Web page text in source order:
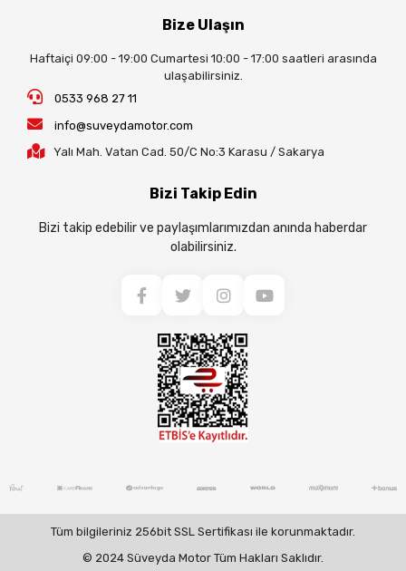
Bize Ulaşın
Haftaiçi 09:00 - 19:00 Cumartesi 10:00 - 17:00 saatleri arasında
ulaşabilirsiniz.
0533 968 27 11
info@suveydamotor.com
Yalı Mah. Vatan Cad. 50/C No:3 Karasu / Sakarya
Bizi Takip Edin
Bizi takip edebilir ve paylaşımlarımızdan anında haberdar
olabilirsiniz.
Tüm bilgileriniz 256bit SSL Sertifikası ile korunmaktadır.
© 2024 Süveyda Motor Tüm Hakları Saklıdır.